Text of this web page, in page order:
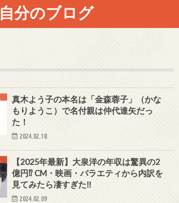
自分のブログ
真木よう子の本名は「金森蓉子」（かな
もりようこ）で名付親は仲代達矢だっ
た！
2024.02.18
【2025年最新】大泉洋の年収は驚異の2
億円⁉ CM・映画・バラエティから内訳を
見てみたら凄すぎた‼
2024.02.09